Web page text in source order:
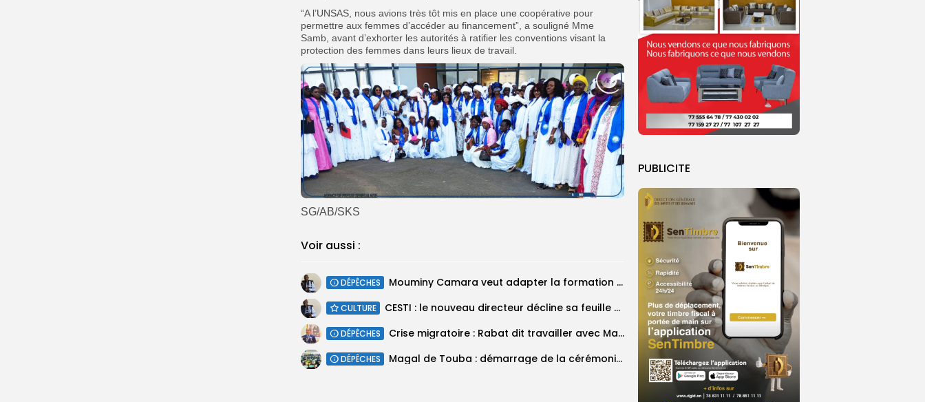
PUBLICITE
“A l’UNSAS, nous avions très tôt mis en place une coopérative pour
permettre aux femmes d’accéder au financement”, a souligné Mme
Samb, avant d’exhorter les autorités à ratifier les conventions visant la
protection des femmes dans leurs lieux de travail.
SG/AB/SKS
Voir aussi :
DÉPÊCHES Mouminy Camara veut adapter la formation de journalistes aux défis du numérique
CULTURE CESTI : le nouveau directeur décline sa feuille de route
DÉPÊCHES Crise migratoire : Rabat dit travailler avec Madrid pour connaître le nombre...
DÉPÊCHES Magal de Touba : démarrage de la cérémonie officielle